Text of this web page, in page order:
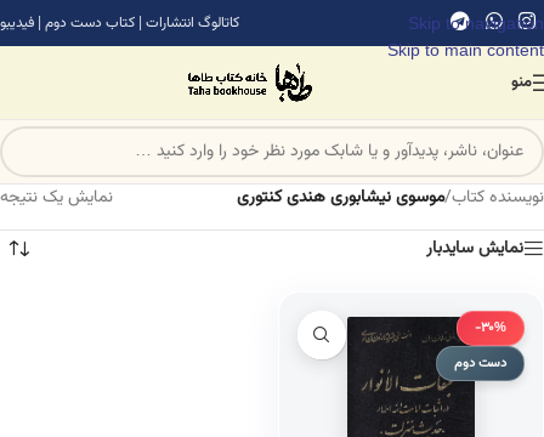
Skip to navigation
Skip to main content
کاتالوگ انتشارات | کتاب دست دوم | فیدیبو
منو
نویسنده کتاب/موسوی نیشابوری هندی کنتوری
نمایش یک نتیجه
نمایش سایدبار
-30%
دست دوم